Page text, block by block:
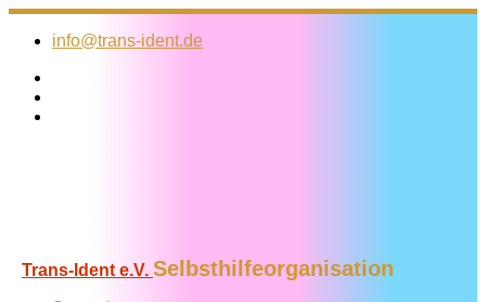
Zum
Inhalt
info@trans-ident.de
Trans-Ident e.V. Selbsthilfeorganisation